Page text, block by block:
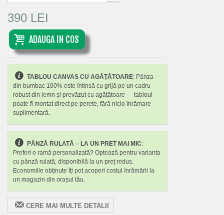
390 LEI
ADAUGA IN COS
TABLOU CANVAS CU AGĂȚĂTOARE: Pânza
din bumbac 100% este întinsă cu grijă pe un cadru
robust din lemn și prevăzut cu agățătoare — tabloul
poate fi montat direct pe perete, fără nicio înrămare
suplimentară.
PÂNZĂ RULATĂ – LA UN PRET MAI MIC:
Preferi o ramă personalizată? Optează pentru varianta
cu pânză rulată, disponibilă la un preț redus.
Economiile obținute îți pot acoperi costul înrămării la
un magazin din orașul tău.
CERE MAI MULTE DETALII